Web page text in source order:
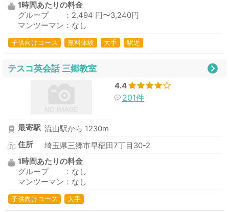
1時間あたりの料金
グループ ：2,494 円〜3,240円
マンツーマン：なし
子供向けコース 無料体験 大手 駅近
テスコ英会話 三郷教室
4.4
201件
最寄駅 流山駅から 1230m
住所
埼玉県三郷市早稲田7丁目30-2
1時間あたりの料金
グループ ：なし
マンツーマン：なし
子供向けコース 大手